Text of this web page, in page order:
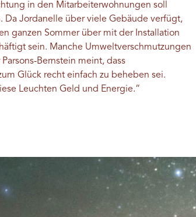
in den Mitarbeiterwohnungen soll
Da Jordanelle über viele Gebäude verfügt,
ganzen Sommer über mit der Installation
sein. Manche Umweltverschmutzungen
Bernstein meint, dass
Glück recht einfach zu beheben sei.
Leuchten Geld und Energie.“